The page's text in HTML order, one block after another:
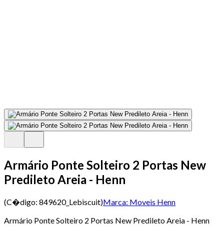
Armário Ponte Solteiro 2 Portas New
Predileto Areia - Henn
(C�digo: 849620_Lebiscuit)Marca: Moveis Henn
Armário Ponte Solteiro 2 Portas New Predileto Areia - Henn